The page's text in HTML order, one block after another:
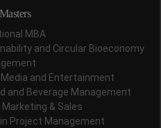
MBA
and Circular Bioeconomy
and Entertainment
and Beverage Management
& Sales
Project Management